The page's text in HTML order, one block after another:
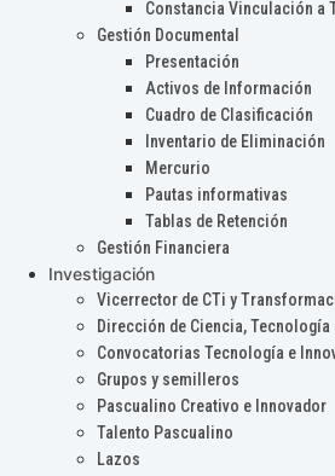
Constancia Vinculación a
Gestión Documental
Presentación
Activos de Información
Cuadro de Clasificación
Inventario de Eliminación
Mercurio
Pautas informativas
Tablas de Retención
Gestión Financiera
Investigación
Vicerrector de CTi y
Dirección de Ciencia, Tecnología
Convocatorias Tecnología e
Grupos y semilleros
Pascualino Creativo e Innovador
Talento Pascualino
Lazos